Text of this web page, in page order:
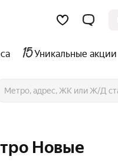
Уникальные акции
Новые